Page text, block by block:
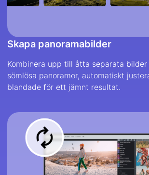
Skapa panoramabilder
Kombinera upp till åtta separata
sömlösa panoramor, automatiskt
blandade för ett jämnt resultat.